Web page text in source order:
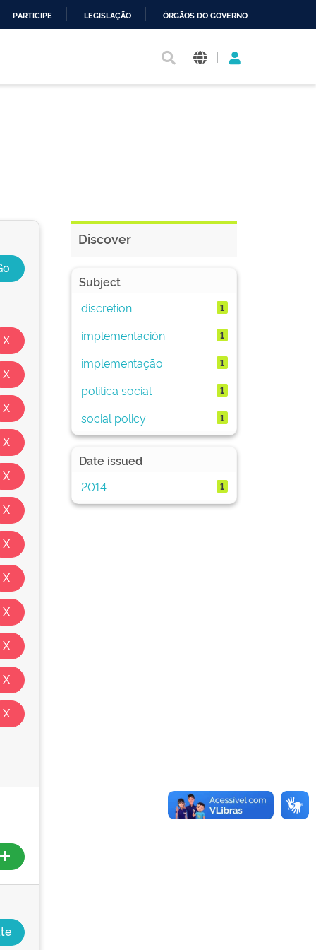
PARTICIPE LEGISLAÇÃO ÓRGÃOS DO GOVERNO
|
Discover
Subject
discretion
1
implementación 1
implementação 1
política social 1
social policy 1
Date issued
2014
1